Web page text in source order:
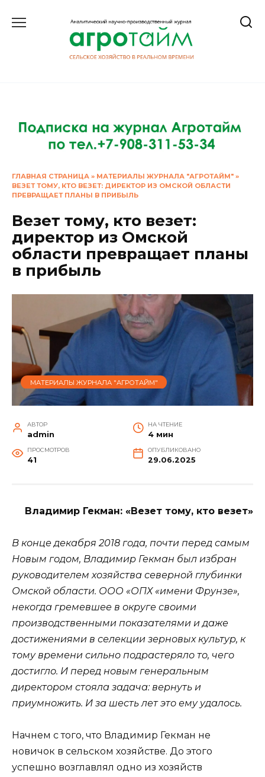
ГЛАВНАЯ СТРАНИЦА » МАТЕРИАЛЫ ЖУРНАЛА "АГРОТАЙМ" »
ВЕЗЕТ ТОМУ, КТО ВЕЗЕТ: ДИРЕКТОР ИЗ ОМСКОЙ ОБЛАСТИ
ПРЕВРАЩАЕТ ПЛАНЫ В ПРИБЫЛЬ
Везет тому, кто везет:
директор из Омской
области превращает планы
в прибыль
МАТЕРИАЛЫ ЖУРНАЛА "АГРОТАЙМ"
АВТОР
admin
НА ЧТЕНИЕ
4 мин
ПРОСМОТРОВ
41
ОПУБЛИКОВАНО
29.06.2025
Владимир Гекман: «Везет тому, кто везет»
В конце декабря 2018 года, почти перед самым
Новым годом, Владимир Гекман был избран
руководителем хозяйства северной глубинки
Омской области. ООО «ОПХ «имени Фрунзе»,
некогда гремевшее в округе своими
производственными показателями и даже
достижениями в селекции зерновых культур, к
тому времени сильно подрастеряло то, чего
достигло. И перед новым генеральным
директором стояла задача: вернуть и
приумножить. И за шесть лет это ему удалось.
Начнем с того, что Владимир Гекман не
новичок в сельском хозяйстве. До этого
успешно возглавлял одно из хозяйств